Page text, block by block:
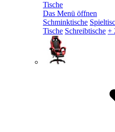
Tische
Das Menü öffnen
Schminktische
Tische Schreibtische +